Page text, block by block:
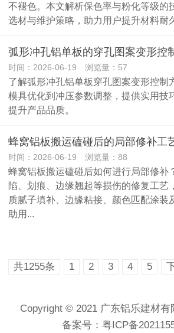
不褪色。本文解析保色率与粉化等级的
选材与维护策略，助力用户提升材料耐
弧形冲孔铝单板的穿孔图案变形控
时间：2026-06-19 浏览量：57
了解弧形冲孔铝单板穿孔图案变形控制
模具优化到冲压参数调整，提供实用技
提升产品品质。
蜂窝铝板搬运磕碰后的局部修补工
时间：2026-06-19 浏览量：88
蜂窝铝板搬运磕碰后如何进行局部修补
陷、划痕、边缘翘起等损伤的修复工艺
质腻子填补、边缘粘接、颜色匹配涂装
助用...
共1255条 1 2 3 4 5
Copyright © 2021 广东铝乐建材有
备案号：粤ICP备